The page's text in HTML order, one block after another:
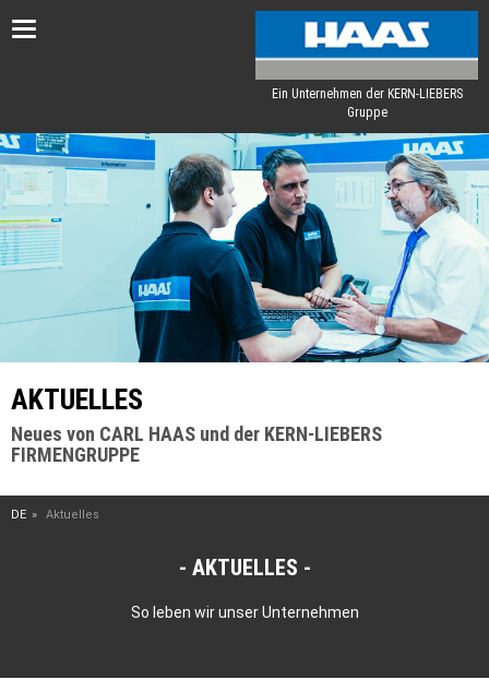
Toggle
Ein Unternehmen der KERN-LIEBERS
Gruppe
AKTUELLES
Neues von CARL HAAS und der KERN-LIEBERS
FIRMENGRUPPE
DE Aktuelles
AKTUELLES
So leben wir unser Unternehmen